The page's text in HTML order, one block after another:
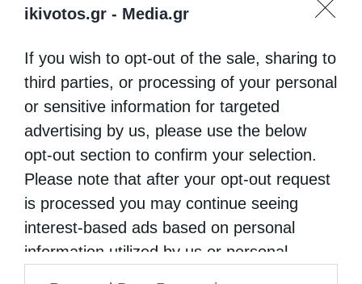
ikivotos.gr - Media.gr
If you wish to opt-out of the sale, sharing to
third parties, or processing of your personal
or sensitive information for targeted
advertising by us, please use the below
opt-out section to confirm your selection.
Please note that after your opt-out request
is processed you may continue seeing
interest-based ads based on personal
information utilized by us or personal
Ιερά Πανήγυρις Ιερού Ναού Μεταμορφώσεως του
Σωτήρος Άρδασσας...